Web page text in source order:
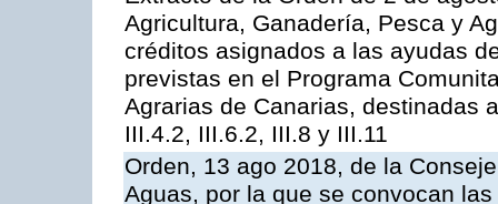
Agricultura, Ganadería, Pesca y
créditos asignados a las ayudas
previstas en el Programa
Agrarias de Canarias, destinadas
III.4.2, III.6.2, III.8 y III.11
Orden, 13 ago 2018, de la
Aguas, por la que se convocan